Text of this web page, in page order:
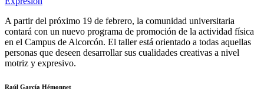
A partir del próximo 19 de febrero, la comunidad universitaria
contará con un nuevo programa de promoción de la actividad física
en el Campus de Alcorcón. El taller está orientado a todas aquellas
personas que deseen desarrollar sus cualidades creativas a nivel
motriz y expresivo.
Raúl García Hémonnet